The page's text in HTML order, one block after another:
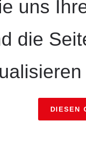
uns
die
DIESEN